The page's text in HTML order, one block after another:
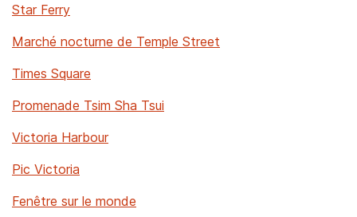
Star Ferry
Marché nocturne de Temple Street
Times Square
Promenade Tsim Sha Tsui
Victoria Harbour
Pic Victoria
Fenêtre sur le monde